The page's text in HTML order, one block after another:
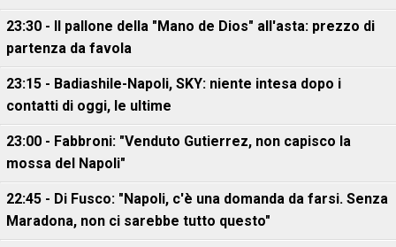
23:30 - Il pallone della "Mano de Dios" all'asta: prezzo di
partenza da favola
23:15 - Badiashile-Napoli, SKY: niente intesa dopo i
contatti di oggi, le ultime
23:00 - Fabbroni: "Venduto Gutierrez, non capisco la
mossa del Napoli"
22:45 - Di Fusco: "Napoli, c'è una domanda da farsi. Senza
Maradona, non ci sarebbe tutto questo"